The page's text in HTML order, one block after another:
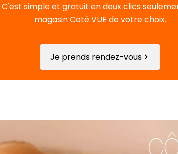
simple et gratuit en deux clics
magasin Coté VUE de votre choix.
Je prends rendez-vous